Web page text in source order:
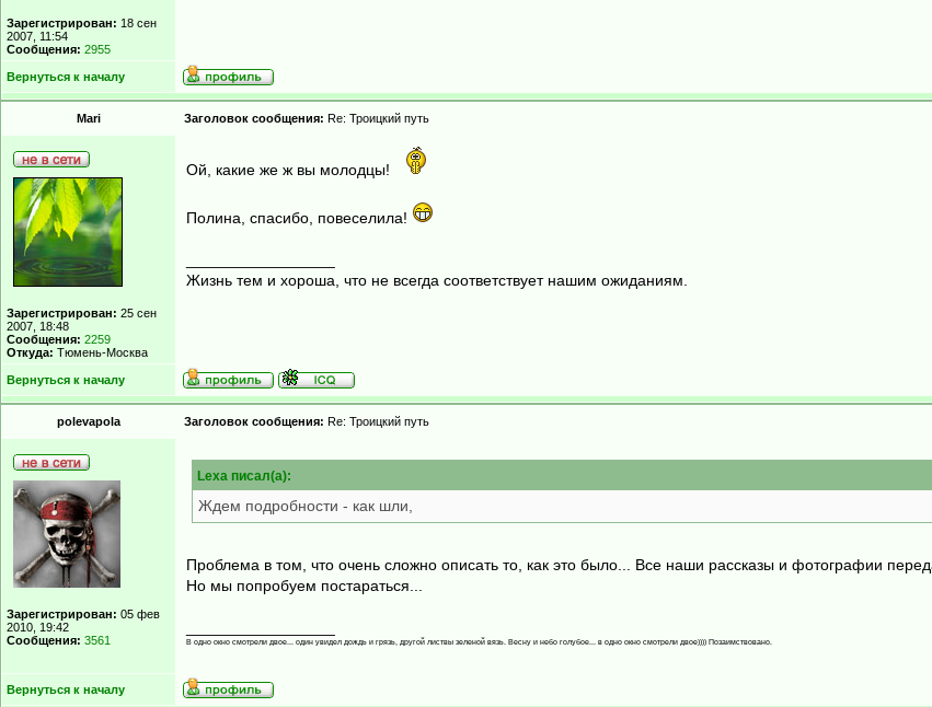
Зарегистрирован: 18 сен
2007, 11:54
Сообщения: 2955
Вернуться к началу
Mari Заголовок сообщения: Re: Троицкий путь
Зарегистрирован: 25 сен
2007, 18:48
Сообщения: 2259
Откуда: Тюмень-Москва
Ой, какие же ж вы молодцы!
Полина, спасибо, повеселила!
Жизнь тем и хороша, что не всегда соответствует нашим ожиданиям.
Вернуться к началу
polevapola Заголовок сообщения: Re: Троицкий путь
Зарегистрирован: 05 фев
2010, 19:42
Сообщения: 3561
Lexa писал(а):
Ждем подробности - как шли,
Проблема в том, что очень сложно описать то, как это было... Все наши рассказы и фотографии
Но мы попробуем постараться...
В одно окно смотрели двое... один увидел дождь и грязь, другой листвы зеленой вязь. Весну и небо голубое... в одно окно смотрели двое)))) Позаимствовано.
Вернуться к началу